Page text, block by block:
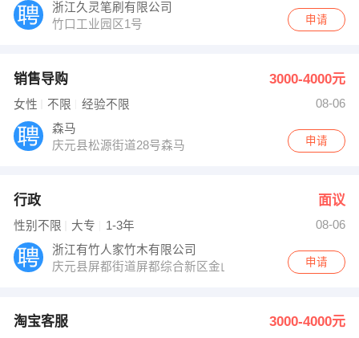
浙江久灵笔刷有限公司
竹口工业园区1号
申请
销售导购 3000-4000元
女性 不限 经验不限
08-06
森马
庆元县松源街道28号森马
申请
行政 面议
性别不限 大专 1-3年
08-06
浙江有竹人家竹木有限公司
庆元县屏都街道屏都综合新区金山...
申请
淘宝客服 3000-4000元